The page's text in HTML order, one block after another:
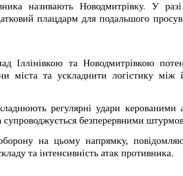
називають Новодмитрівку. У разі
плацдарм для подальшого
Іллінівкою та Новодмитрівкою
міста та ускладнити логістику
регулярні удари керованими
супроводжується безперервними
на цьому напрямку,
та інтенсивність атак противника.